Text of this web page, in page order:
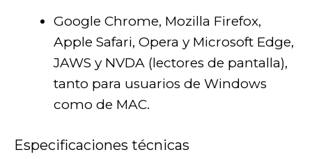
Google Chrome, Mozilla Firefox,
Apple Safari, Opera y Microsoft Edge,
JAWS y NVDA (lectores de pantalla),
tanto para usuarios de Windows
como de MAC.
Especificaciones técnicas